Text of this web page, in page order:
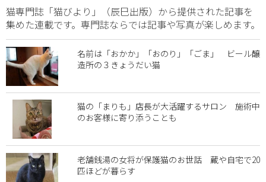
猫専門誌「猫びより」（辰巳出版）から提供された記事を
集めた連載です。専門誌ならでは記事や写真が楽しめます。
名前は「おかか」「おのり」「ごま」 ビール醸
造所の３きょうだい猫
猫の「まりも」店長が大活躍するサロン 施術中
のお客様に寄り添うことも
老舗銭湯の女将が保護猫のお世話 蔵や自宅で20
匹ほどが暮らす